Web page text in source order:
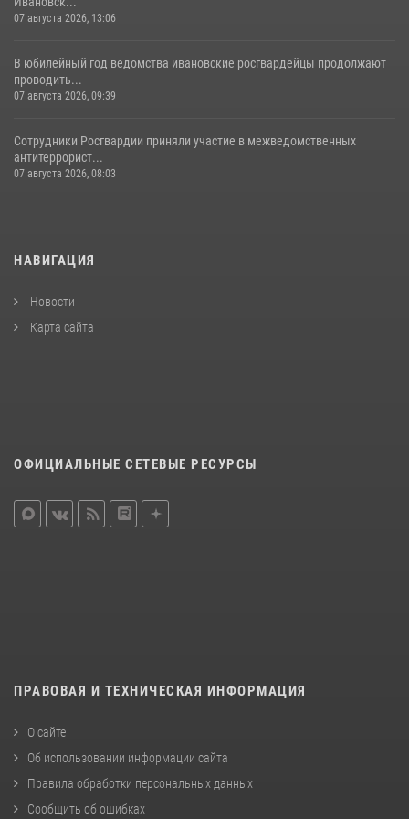
07 августа 2026, 13:06
В юбилейный год ведомства ивановские росгвардейцы продолжают
проводить...
07 августа 2026, 09:39
Сотрудники Росгвардии приняли участие в межведомственных
антитеррорист...
07 августа 2026, 08:03
НАВИГАЦИЯ
Новости
Карта сайта
ОФИЦИАЛЬНЫЕ СЕТЕВЫЕ РЕСУРСЫ
ПРАВОВАЯ И ТЕХНИЧЕСКАЯ ИНФОРМАЦИЯ
О сайте
Об использовании информации сайта
Правила обработки персональных данных
Сообщить об ошибках